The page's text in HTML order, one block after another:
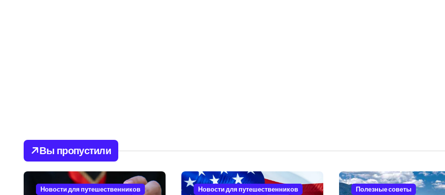
Вы пропустили
Новости для путешественников Новости для путешественников Полезные советы